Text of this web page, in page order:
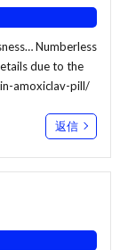
Numberless
due to the
amoxiclav-pill/
返信